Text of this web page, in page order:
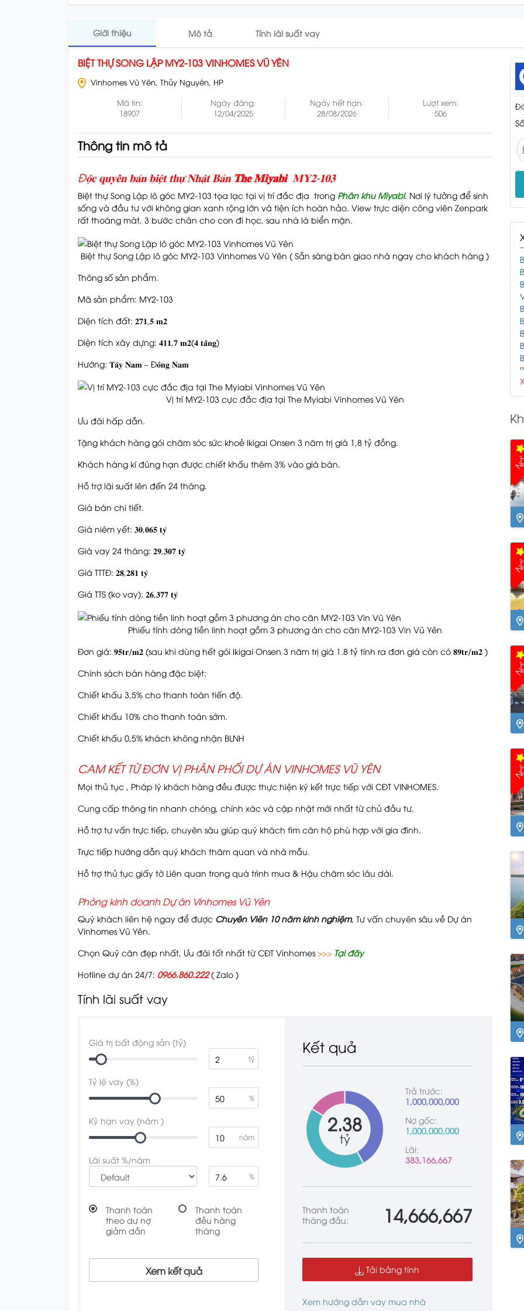
Giới thiệu Mô tả Tính lãi suất vay
BIỆT THỰ SONG LẬP MY2-103 VINHOMES VŨ YÊN
Vinhomes Vũ Yên, Thủy Nguyên, HP
Mã tin:
18907
Ngày đăng:
12/04/2025
Ngày hết hạn:
28/08/2026
Lượt xem:
506
Thông tin mô tả
Đ𝐨̣̂𝐜 𝐪𝐮𝐲𝐞̂̀𝐧 𝐛𝐚́𝐧 𝐛𝐢𝐞̣̂𝐭 𝐭𝐡𝐮̛̣ 𝐍𝐡𝐚̣̂𝐭 𝐁𝐚̉𝐧 𝐓𝐡𝐞 𝐌𝐢𝐲𝐚𝐛𝐢𝐌𝐘𝟐-𝟏𝟎𝟑
Biệt thự Song Lập lô góc MY2-103 tọa lạc tại vị trí đắc địa trong Phân khu Miyabi. Nơi lý tưởng để sinh
sống và đầu tư với không gian xanh rộng lớn và tiện ích hoàn hảo. View trực diện công viên Zenpark
rất thoáng mát, 3 bước chân cho con đi học, sau nhà là biển mặn.
Biệt thự Song Lập lô góc MY2-103 Vinhomes Vũ Yên ( Sẵn sàng bàn giao nhà ngay cho khách hàng )
Thông số sản phẩm.
Mã sản phẩm: MY2-103
Diện tích đất: 𝟐𝟕𝟏,𝟓 𝐦𝟐
Diện tích xây dựng: 𝟒𝟏𝟏,𝟕 𝐦𝟐(𝟒 𝐭𝐚̂̀𝐧𝐠)
Hướng: 𝐓𝐚̂𝐲 𝐍𝐚𝐦 – Đ𝐨̂𝐧𝐠 𝐍𝐚𝐦
Vị trí MY2-103 cực đắc địa tại The Myiabi Vinhomes Vũ Yên
Ưu đãi hấp dẫn.
Tặng khách hàng gói chăm sóc sức khoẻ Ikigai Onsen 3 năm trị giá 1,8 tỷ đồng.
Khách hàng kí đúng hạn được chiết khấu thêm 3% vào giá bán.
Hỗ trợ lãi suất lên đến 24 tháng.
Giá bán chi tiết.
Giá niêm yết: 𝟑𝟎,𝟎𝟔𝟓 𝐭𝐲̉
Giá vay 24 tháng: 𝟐𝟗,𝟑𝟎𝟕 𝐭𝐲̉
Giá TTTĐ: 𝟐𝟖,𝟐𝟖𝟏 𝐭𝐲̉
Giá TTS (ko vay): 𝟐𝟔,𝟑𝟕𝟕 𝐭𝐲̉
Phiếu tính dòng tiền linh hoạt gồm 3 phương án cho căn MY2-103 Vin Vũ Yên
Đơn giá: 𝟗𝟓𝐭𝐫/𝐦𝟐 (sau khi dùng hết gói Ikigai Onsen 3 năm trị giá 1.8 tỷ tính ra đơn giá còn có 𝟖𝟗𝐭𝐫/𝐦𝟐 )
Chính sách bán hàng đặc biệt:
Chiết khấu 3,5% cho thanh toán tiến độ.
Chiết khấu 10% cho thanh toán sớm.
Chiết khấu 0,5% khách không nhận BLNH
CAM KẾT TỪ ĐƠN VỊ PHÂN PHỐI DỰ ÁN VINHOMES VŨ YÊN
Mọi thủ tục , Pháp lý khách hàng đều được thực hiện ký kết trực tiếp với CĐT VINHOMES.
Cung cấp thông tin nhanh chóng, chính xác và cập nhật mới nhất từ chủ đầu tư.
Hỗ trợ tư vấn trực tiếp, chuyên sâu giúp quý khách tìm căn hộ phù hợp với gia đình.
Trực tiếp hướng dẫn quý khách thăm quan và nhà mẫu.
Hỗ trợ thủ tục giấy tờ Liên quan trong quá trình mua & Hậu chăm sóc lâu dài.
Phòng kinh doanh Dự án Vinhomes Vũ Yên
Quý khách liên hệ ngay để được Chuyên Viên 10 năm kinh nghiệm, Tư vấn chuyên sâu về Dự án
Vinhomes Vũ Yên.
Chọn Quỹ căn đẹp nhất, Ưu đãi tốt nhất từ CĐT Vinhomes >>> Tại đây
Hotline dự án 24/7: 0966.860.222( Zalo )
Tính lãi suất vay
Giá trị bất động sản (tỷ)
tỷ
Tỷ lệ vay (%)
%
Kỳ hạn vay (năm )
năm
Lãi suất %/năm
%
Thanh toán
theo dư nợ
giảm dần
Thanh toán
đều hàng
tháng
Xem kết quả
Kết quả
2.38
tỷ
Trả trước:
1,000,000,000
Nợ gốc:
1,000,000,000
Lãi:
383,166,667
Thanh toán
tháng đầu:
14,666,667
Tải bảng tính
Xem hướng dẫn vay mua nhà